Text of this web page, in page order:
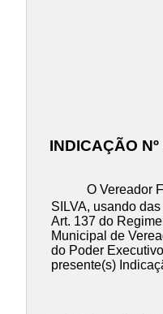
INDICAÇÃO
O Vereador
SILVA, usando
Art. 137 do
Municipal de
do Poder
presente(s)